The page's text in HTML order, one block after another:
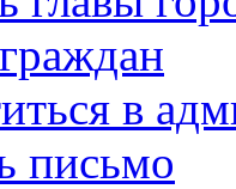
в
письмо